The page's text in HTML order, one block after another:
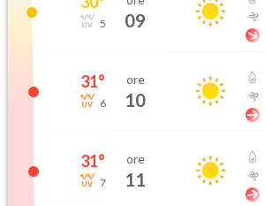
5 09
31°
6
ore
10
31°
7
ore
11